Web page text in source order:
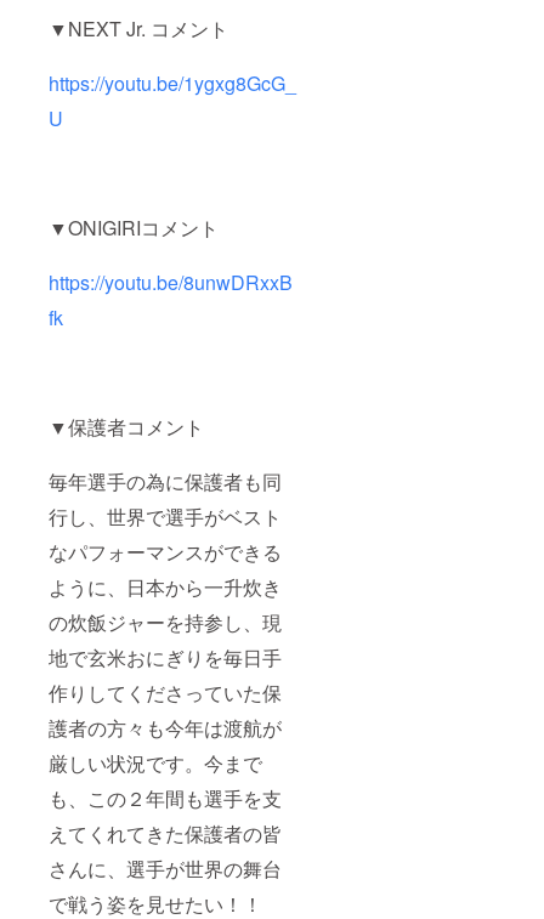
▼NEXT Jr. コメント
https://youtu.be/1ygxg8GcG_
U
▼ONIGIRIコメント
https://youtu.be/8unwDRxxB
fk
▼保護者コメント
毎年選手の為に保護者も同
行し、世界で選手がベスト
なパフォーマンスができる
ように、日本から一升炊き
の炊飯ジャーを持参し、現
地で玄米おにぎりを毎日手
作りしてくださっていた保
護者の方々も今年は渡航が
厳しい状況です。今まで
も、この２年間も選手を支
えてくれてきた保護者の皆
さんに、選手が世界の舞台
で戦う姿を見せたい！！